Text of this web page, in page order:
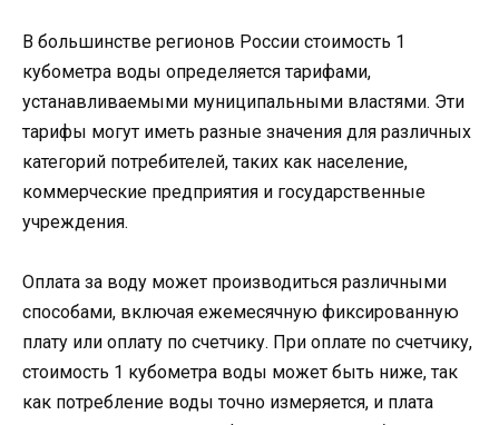
В большинстве регионов России стоимость 1
кубометра воды определяется тарифами,
устанавливаемыми муниципальными властями. Эти
тарифы могут иметь разные значения для различных
категорий потребителей, таких как население,
коммерческие предприятия и государственные
учреждения.
Оплата за воду может производиться различными
способами, включая ежемесячную фиксированную
плату или оплату по счетчику. При оплате по счетчику,
стоимость 1 кубометра воды может быть ниже, так
как потребление воды точно измеряется, и плата